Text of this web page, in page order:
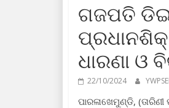
ଗଜପତି
ଧାରଣା ଓ
22/10/2024
ପାରଳାଖେମୁଣ୍ଡି,